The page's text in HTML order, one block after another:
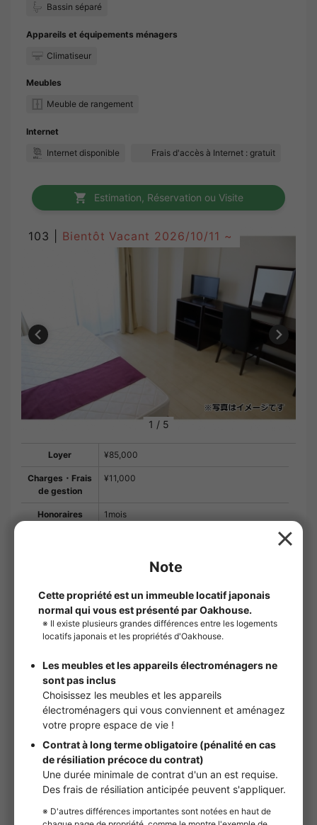
Bassin séparé
Appareils et équipements ménagers
Climatiseur
Meubles
Meuble de rangement
Internet
Internet disponible
Frais d'accès à Internet : gratuit
Estimation, Réservation ou Visite
103 | Bientôt Vacant 2026/10/11 ~
1 / 5
Loyer ¥85,000
Charges・Frais
de gestion
¥11,000
Honoraires 1mois
Frais de
courtage
1.1 mois de loyer
garantie
Frais de garantie initiaux : 100 % du loyer
total. Au moment du renouvellement : 20 000
yens par an.
Frais de
remplacement
des serrures
33,000yens
Frais de
nettoyage de la
chambre
55,000yens
Estimation des ¥486,000